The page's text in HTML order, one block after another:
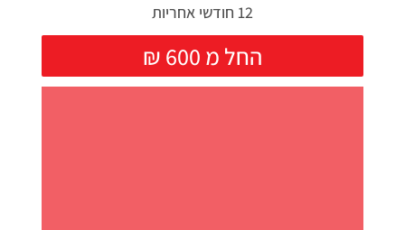
12 חודשי אחריות
₪ החל מ 600